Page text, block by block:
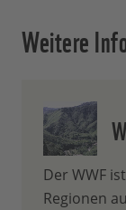
Weitere
Der WWF
Regionen